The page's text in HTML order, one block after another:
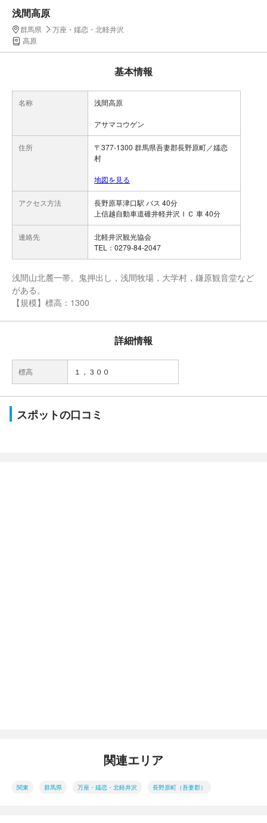
浅間高原
群馬県
万座・嬬恋・北軽井沢
高原
基本情報
名称 浅間高原
アサマコウゲン
住所
〒377-1300 群馬県吾妻郡長野原町／嬬恋
村
地図を見る
アクセス方法
長野原草津口駅 バス 40分
上信越自動車道碓井軽井沢ＩＣ 車 40分
連絡先
北軽井沢観光協会
TEL：0279-84-2047
浅間山北麓一帯。鬼押出し，浅間牧場，大学村，鎌原観音堂など
がある。
【規模】標高：1300
詳細情報
標高 １，３００
スポットの口コミ
関連エリア
関東 群馬県 万座・嬬恋・北軽井沢 長野原町（吾妻郡）